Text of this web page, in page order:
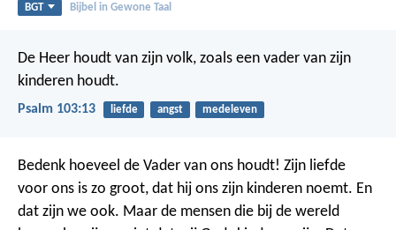
BGT Bijbel in Gewone Taal
De Heer houdt van zijn volk, zoals een vader van zijn
kinderen houdt.
Psalm 103:13 liefde angst medeleven
Bedenk hoeveel de Vader van ons houdt! Zijn liefde
voor ons is zo groot, dat hij ons zijn kinderen noemt. En
dat zijn we ook. Maar de mensen die bij de wereld